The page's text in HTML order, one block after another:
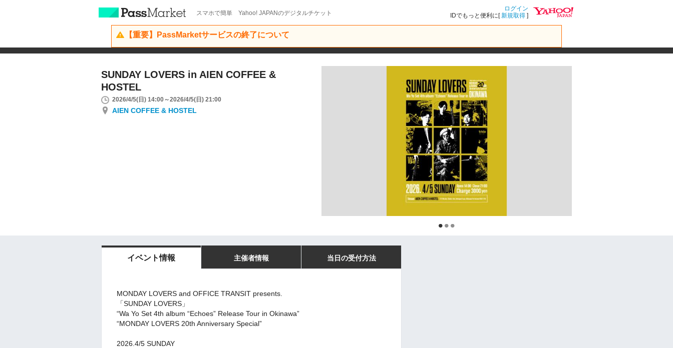
スマホで簡単 Yahoo! JAPANのデジタルチケット
ログイン
IDでもっと便利に[新規取得 ]
【重要】PassMarketサービスの終了について
SUNDAY LOVERS in AIEN COFFEE &
HOSTEL
2026/4/5(日) 14:00～2026/4/5(日) 21:00
AIEN COFFEE & HOSTEL
イベント情報 主催者情報 当日の受付方法
MONDAY LOVERS and OFFICE TRANSIT presents.
「SUNDAY LOVERS」
“Wa Yo Set 4th album “Echoes” Release Tour in Okinawa”
“MONDAY LOVERS 20th Anniversary Special”
2026.4/5 SUNDAY